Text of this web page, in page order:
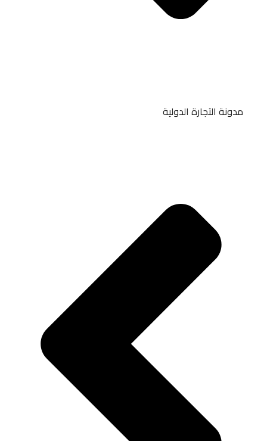
مدونة التجارة الدولية